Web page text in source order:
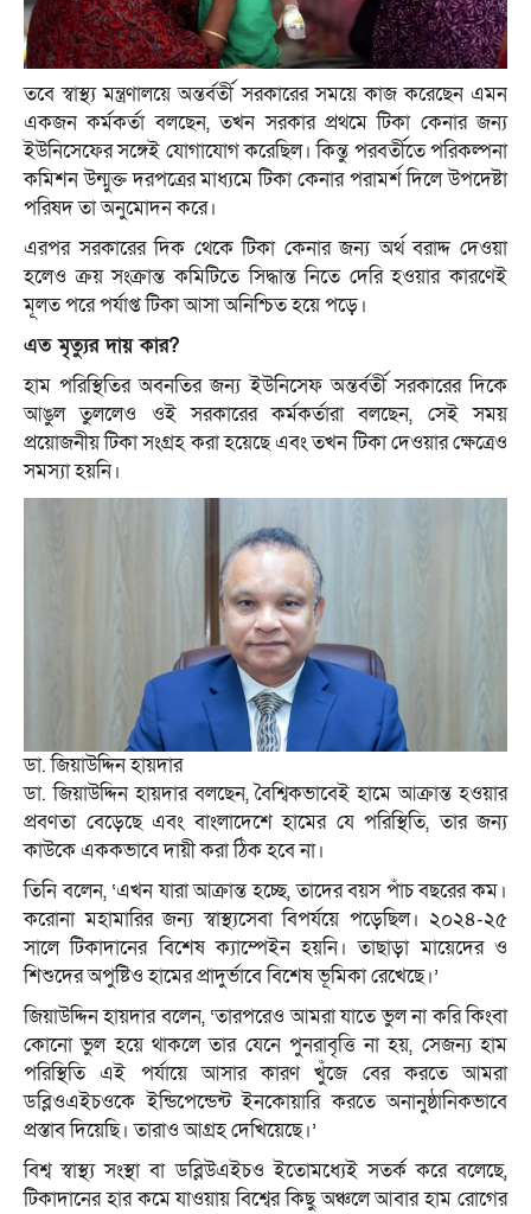
তবে স্বাস্থ্য মন্ত্রণালয়ে অন্তর্বর্তী সরকারের সময়ে কাজ করেছেন এমন
একজন কর্মকর্তা বলছেন, তখন সরকার প্রথমে টিকা কেনার জন্য
ইউনিসেফের সঙ্গেই যোগাযোগ করেছিল। কিন্তু পরবর্তীতে পরিকল্পনা
কমিশন উন্মুক্ত দরপত্রের মাধ্যমে টিকা কেনার পরামর্শ দিলে উপদেষ্টা
পরিষদ তা অনুমোদন করে।
এরপর সরকারের দিক থেকে টিকা কেনার জন্য অর্থ বরাদ্দ দেওয়া
হলেও ক্রয় সংক্রান্ত কমিটিতে সিদ্ধান্ত নিতে দেরি হওয়ার কারণেই
মূলত পরে পর্যাপ্ত টিকা আসা অনিশ্চিত হয়ে পড়ে।
এত মৃত্যুর দায় কার?
হাম পরিস্থিতির অবনতির জন্য ইউনিসেফ অন্তর্বর্তী সরকারের দিকে
আঙুল তুললেও ওই সরকারের কর্মকর্তারা বলছেন, সেই সময়
প্রয়োজনীয় টিকা সংগ্রহ করা হয়েছে এবং তখন টিকা দেওয়ার ক্ষেত্রেও
সমস্যা হয়নি।
ডা. জিয়াউদ্দিন হায়দার
ডা. জিয়াউদ্দিন হায়দার বলছেন, বৈশ্বিকভাবেই হামে আক্রান্ত হওয়ার
প্রবণতা বেড়েছে এবং বাংলাদেশে হামের যে পরিস্থিতি, তার জন্য
কাউকে এককভাবে দায়ী করা ঠিক হবে না।
তিনি বলেন, ‘এখন যারা আক্রান্ত হচ্ছে, তাদের বয়স পাঁচ বছরের কম।
করোনা মহামারির জন্য স্বাস্থ্যসেবা বিপর্যয়ে পড়েছিল। ২০২৪-২৫
সালে টিকাদানের বিশেষ ক্যাম্পেইন হয়নি। তাছাড়া মায়েদের ও
শিশুদের অপুষ্টিও হামের প্রাদুর্ভাবে বিশেষ ভূমিকা রেখেছে।’
জিয়াউদ্দিন হায়দার বলেন, ‘তারপরেও আমরা যাতে ভুল না করি কিংবা
কোনো ভুল হয়ে থাকলে তার যেনে পুনরাবৃত্তি না হয়, সেজন্য হাম
পরিস্থিতি এই পর্যায়ে আসার কারণ খুঁজে বের করতে আমরা
ডব্লিওএইচওকে ইন্ডিপেন্ডেন্ট ইনকোয়ারি করতে অনানুষ্ঠানিকভাবে
প্রস্তাব দিয়েছি। তারাও আগ্রহ দেখিয়েছে।’
বিশ্ব স্বাস্থ্য সংস্থা বা ডব্লিউএইচও ইতোমধ্যেই সতর্ক করে বলেছে,
টিকাদানের হার কমে যাওয়ায় বিশ্বের কিছু অঞ্চলে আবার হাম রোগের